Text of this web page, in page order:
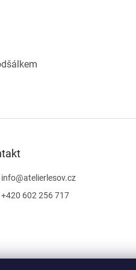
info@atelierlesov.cz
+420 602 256 717